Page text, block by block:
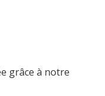
grâce à notre